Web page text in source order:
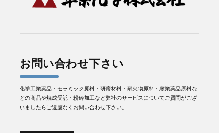
お問い合わせ下さい
化学工業薬品・セラミック原料・研磨材料・耐火物原料・窯業薬品原料な
どの商品や焼成受託・粉砕加工など弊社のサービスについてご質問がござ
いましたらご遠慮なくお問い合わせ下さい。